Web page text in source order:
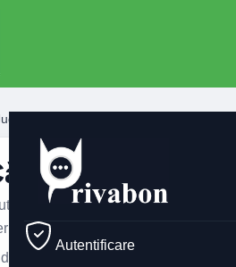
Autentificare
Călărași
–
importante din Județul
trafic relevante pentru